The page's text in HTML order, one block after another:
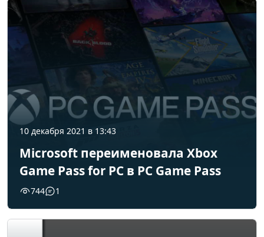
10 декабря 2021 в 13:43
Microsoft переименовала Xbox
Game Pass for PC в PC Game Pass
744 1